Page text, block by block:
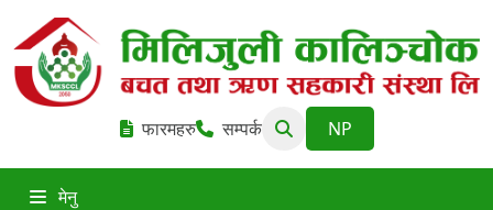
फारमहरु सम्पर्क
मेनु